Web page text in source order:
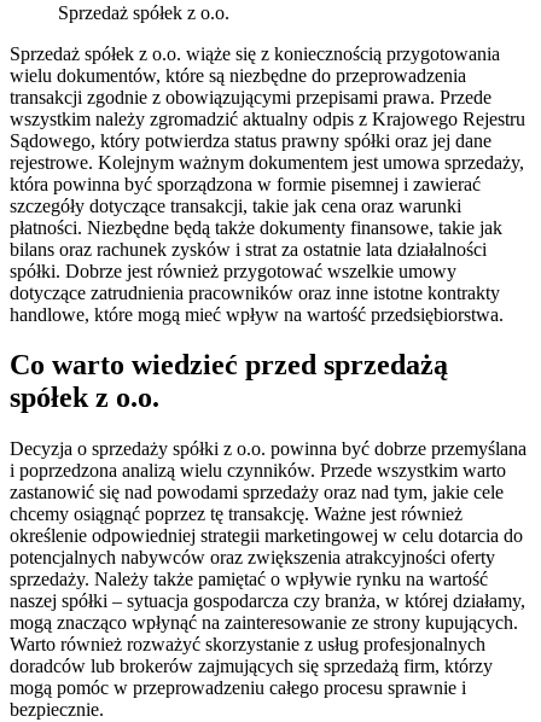
Sprzedaż spółek z o.o.
Sprzedaż spółek z o.o. wiąże się z koniecznością przygotowania
wielu dokumentów, które są niezbędne do przeprowadzenia
transakcji zgodnie z obowiązującymi przepisami prawa. Przede
wszystkim należy zgromadzić aktualny odpis z Krajowego Rejestru
Sądowego, który potwierdza status prawny spółki oraz jej dane
rejestrowe. Kolejnym ważnym dokumentem jest umowa sprzedaży,
która powinna być sporządzona w formie pisemnej i zawierać
szczegóły dotyczące transakcji, takie jak cena oraz warunki
płatności. Niezbędne będą także dokumenty finansowe, takie jak
bilans oraz rachunek zysków i strat za ostatnie lata działalności
spółki. Dobrze jest również przygotować wszelkie umowy
dotyczące zatrudnienia pracowników oraz inne istotne kontrakty
handlowe, które mogą mieć wpływ na wartość przedsiębiorstwa.
Co warto wiedzieć przed sprzedażą
spółek z o.o.
Decyzja o sprzedaży spółki z o.o. powinna być dobrze przemyślana
i poprzedzona analizą wielu czynników. Przede wszystkim warto
zastanowić się nad powodami sprzedaży oraz nad tym, jakie cele
chcemy osiągnąć poprzez tę transakcję. Ważne jest również
określenie odpowiedniej strategii marketingowej w celu dotarcia do
potencjalnych nabywców oraz zwiększenia atrakcyjności oferty
sprzedaży. Należy także pamiętać o wpływie rynku na wartość
naszej spółki – sytuacja gospodarcza czy branża, w której działamy,
mogą znacząco wpłynąć na zainteresowanie ze strony kupujących.
Warto również rozważyć skorzystanie z usług profesjonalnych
doradców lub brokerów zajmujących się sprzedażą firm, którzy
mogą pomóc w przeprowadzeniu całego procesu sprawnie i
bezpiecznie.